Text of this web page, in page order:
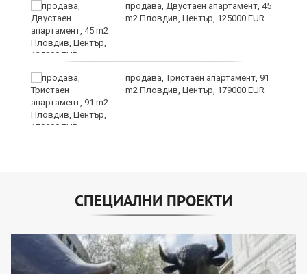
продава, Двустаен апартамент, 45
m2 Пловдив, Център, 125000 EUR
продава, Тристаен апартамент, 91
m2 Пловдив, Център, 179000 EUR
СПЕЦИАЛНИ ПРОЕКТИ